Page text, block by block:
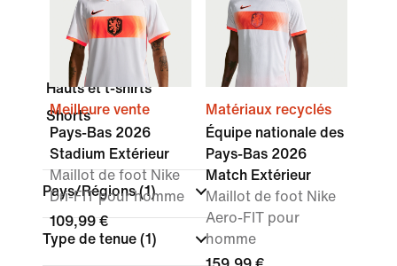
Hauts et t-shirts
Shorts
Pays/Régions(1)
Type de tenue (1)
Meilleure vente
Pays-Bas 2026
Stadium Extérieur
Maillot de foot Nike
Dri-FIT pour homme
109,99 €
Matériaux recyclés
Équipe nationale des
Pays-Bas 2026
Match Extérieur
Maillot de foot Nike
Aero-FIT pour
homme